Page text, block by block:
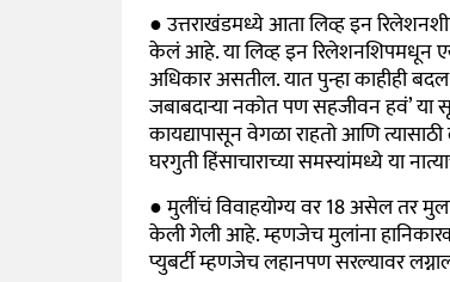
● उत्तराखंडमध्ये आता लिव्ह इन
केलं आहे. या लिव्ह इन रिलेशनशिपमधून
अधिकार असतील. यात पुन्हा काहीही
जबाबदाऱ्या नकोत पण सहजीवन हवं’ या
कायद्यापासून वेगळा राहतो आणि
घरगुती हिंसाचाराच्या समस्यांमध्ये या
● मुलींचं विवाहयोग्य वर 18 असेल तर
केली गेली आहे. म्हणजेच मुलांना
प्युबर्टी म्हणजेच लहानपण सरल्यावर